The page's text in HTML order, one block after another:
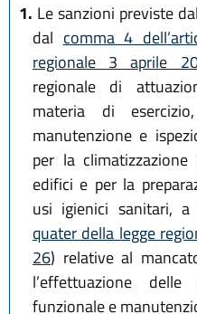
1. Le sanzioni previste
dal comma 4
regionale 3 aprile
regionale di
materia di
manutenzione e
per la
edifici e per la
usi igienici sanitari,
quater della legge
26) relative al
l’effettuazione
funzionale e